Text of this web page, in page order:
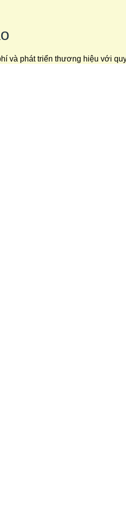
và phát triển thương hiệu với